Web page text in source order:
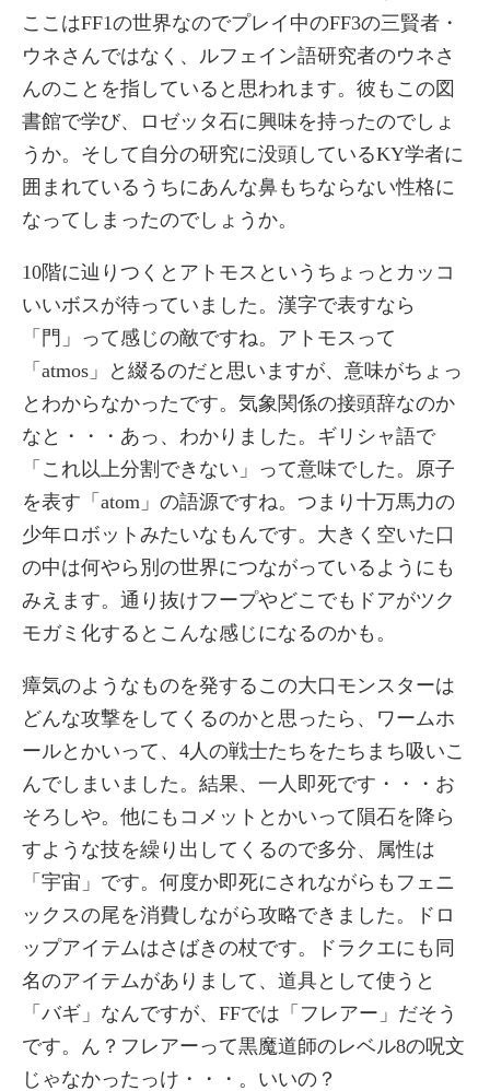
ここはFF1の世界なのでプレイ中のFF3の三賢者・
ウネさんではなく、ルフェイン語研究者のウネさ
んのことを指していると思われます。彼もこの図
書館で学び、ロゼッタ石に興味を持ったのでしょ
うか。そして自分の研究に没頭しているKY学者に
囲まれているうちにあんな鼻もちならない性格に
なってしまったのでしょうか。
10階に辿りつくとアトモスというちょっとカッコ
いいボスが待っていました。漢字で表すなら
「門」って感じの敵ですね。アトモスって
「atmos」と綴るのだと思いますが、意味がちょっ
とわからなかったです。気象関係の接頭辞なのか
なと・・・あっ、わかりました。ギリシャ語で
「これ以上分割できない」って意味でした。原子
を表す「atom」の語源ですね。つまり十万馬力の
少年ロボットみたいなもんです。大きく空いた口
の中は何やら別の世界につながっているようにも
みえます。通り抜けフープやどこでもドアがツク
モガミ化するとこんな感じになるのかも。
瘴気のようなものを発するこの大口モンスターは
どんな攻撃をしてくるのかと思ったら、ワームホ
ールとかいって、4人の戦士たちをたちまち吸いこ
んでしまいました。結果、一人即死です・・・お
そろしや。他にもコメットとかいって隕石を降ら
すような技を繰り出してくるので多分、属性は
「宇宙」です。何度か即死にされながらもフェニ
ックスの尾を消費しながら攻略できました。ドロ
ップアイテムはさばきの杖です。ドラクエにも同
名のアイテムがありまして、道具として使うと
「バギ」なんですが、FFでは「フレアー」だそう
です。ん？フレアーって黒魔道師のレベル8の呪文
じゃなかったっけ・・・。いいの？